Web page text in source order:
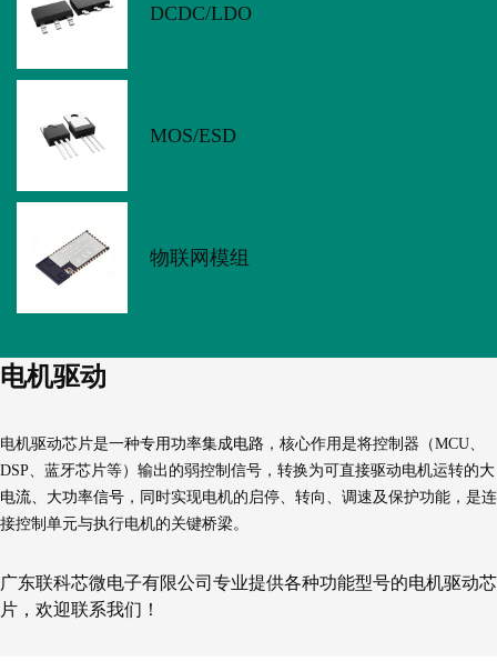
DCDC/LDO
MOS/ESD
物联网模组
电机驱动
电机驱动芯片是一种专用功率集成电路 ，核心作用是将控制器（MCU、
DSP、蓝牙芯片等）输出的弱控制信号，转换为可直接驱动电机运转的大
电流、大功率信号 ，同时实现电机的启停、转向、调速及保护功能，是连
接控制单元与执行电机的关键桥梁。
广东联科芯微电子有限公司专业提供各种功能型号的电机驱动芯
片，欢迎联系我们！